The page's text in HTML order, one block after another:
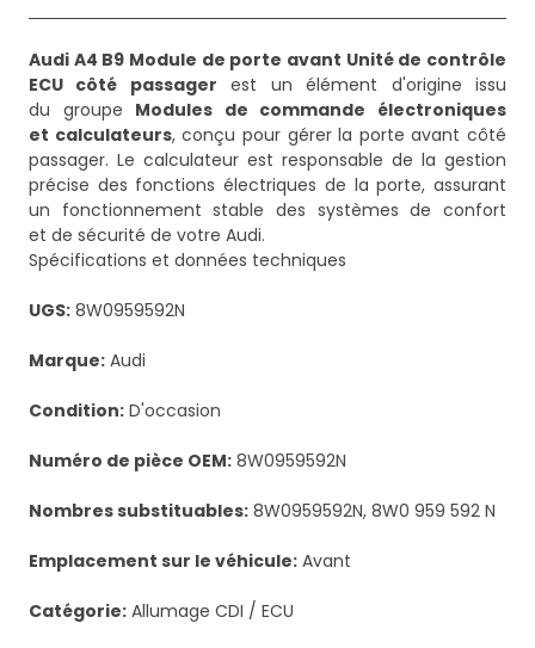
Audi A4 B9 Module de porte avant Unité de contrôle
ECU côté passager est un élément d'origine issu
du groupe Modules de commande électroniques
et calculateurs, conçu pour gérer la porte avant côté
passager. Le calculateur est responsable de la gestion
précise des fonctions électriques de la porte, assurant
un fonctionnement stable des systèmes de confort
et de sécurité de votre Audi.
Spécifications et données techniques
UGS: 8W0959592N
Marque: Audi
Condition: D'occasion
Numéro de pièce OEM: 8W0959592N
Nombres substituables: 8W0959592N, 8W0 959 592 N
Emplacement sur le véhicule: Avant
Catégorie: Allumage CDI / ECU